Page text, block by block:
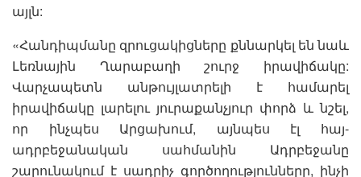
այլն:
«Հանդիպմանը զրուցակիցները քննարկել են նաև
Լեռնային Ղարաբաղի շուրջ իրավիճակը:
Վարչապետն անթույլատրելի է համարել
իրավիճակը լարելու յուրաքանչյուր փորձ և նշել,
որ ինչպես Արցախում, այնպես էլ հայ-
ադրբեջանական սահմանին Ադրբեջանը
շարունակում է սադրիչ գործողությունները, ինչի